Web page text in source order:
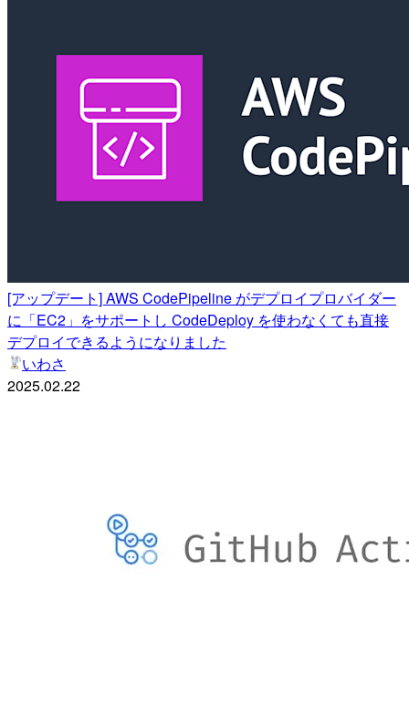
[アップデート] AWS CodePipeline がデプロイプロバイダー
に「EC2」をサポートし CodeDeploy を使わなくても直接
デプロイできるようになりました
いわさ
2025.02.22